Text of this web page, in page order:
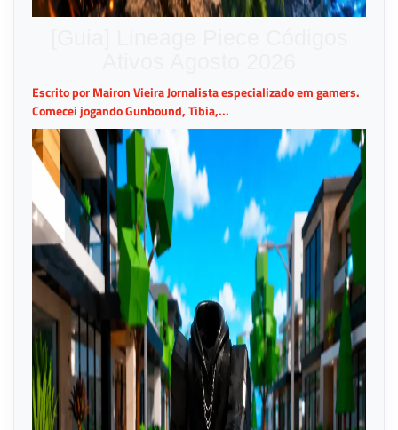
Escrito por Mairon Vieira Jornalista especializado em gamers.
Comecei jogando Gunbound, Tibia,...